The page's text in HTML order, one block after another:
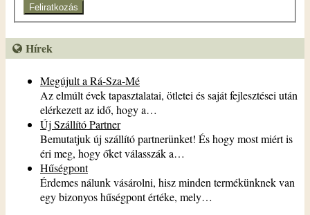
Feliratkozás
Hírek
Megújult a Rá-Sza-Mé
Az elmúlt évek tapasztalatai, ötletei és saját fejlesztései után
elérkezett az idő, hogy a…
Új Szállító Partner
Bemutatjuk új szállító partnerünket! És hogy most miért is
éri meg, hogy őket válasszák a…
Hűségpont
Érdemes nálunk vásárolni, hisz minden termékünknek van
egy bizonyos hűségpont értéke, mely…